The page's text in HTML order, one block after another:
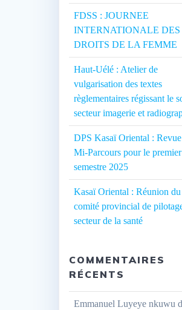
FDSS : JOURNEE
INTERNATIONALE DES
DROITS DE LA FEMME
Haut-Uélé : Atelier de
vulgarisation des textes
règlementaires régissant le
secteur imagerie et
DPS Kasaï Oriental : Revue
Mi-Parcours pour le premier
semestre 2025
Kasaï Oriental : Réunion du
comité provincial de
secteur de la santé
COMMENTAIRES
RÉCENTS
Emmanuel Luyeye nkuwu